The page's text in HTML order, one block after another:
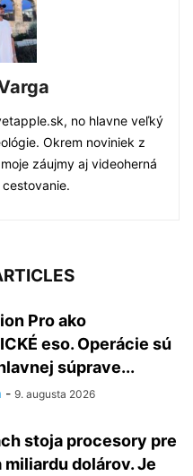
no hlavne veľký
Okrem noviniek z
záujmy aj videoherná
Pro ako
eso. Operácie sú
súprave...
- 9. augusta 2026
stoja procesory pre
miliardu dolárov. Je